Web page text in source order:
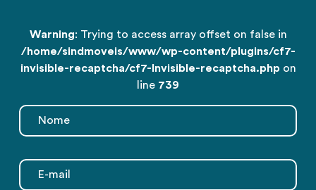
Warning: Trying to access array offset on false in
/home/sindmoveis/www/wp-content/plugins/cf7-
invisible-recaptcha/cf7-Invisible-recaptcha.php on
line 739